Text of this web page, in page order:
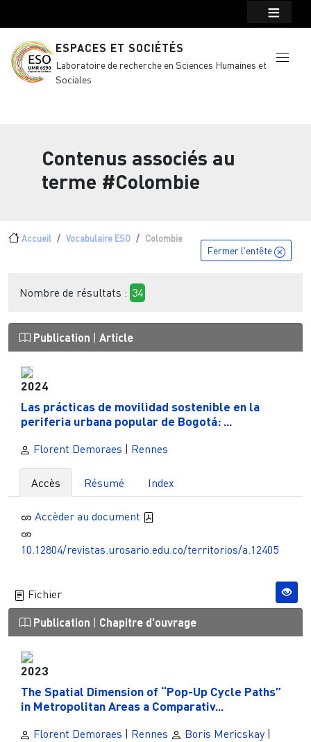
ESPACES ET SOCIÉTÉS
Laboratoire de recherche en Sciences Humaines et
Sociales
Contenus associés au
terme #Colombie
Fil d'Ariane
Accueil Vocabulaire ESO Colombie
Fermer l'entête
Nombre de résultats : 34
Publication Article
2024
Las prácticas de movilidad sostenible en la
periferia urbana popular de Bogotá: ...
Florent Demoraes Rennes
Accès Résumé Index
Accèder au document
10.12804/revistas.urosario.edu.co/territorios/a.12405
Fichier
Publication Chapitre d'ouvrage
2023
The Spatial Dimension of “Pop-Up Cycle Paths”
in Metropolitan Areas a Comparativ...
Florent Demoraes | Rennes Boris Mericskay |